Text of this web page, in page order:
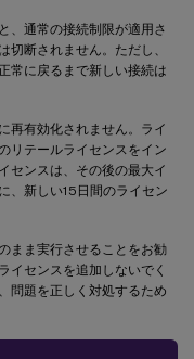
、通常の接続制限が適用さ
切断されません。ただし、
常に戻るまで新しい接続は
再有効化されません。ライ
リテールライセンスをイン
センスは、その後の最大イ
、新しい15日間のライセン
まま実行させることをお勧
イセンスを追加しないでく
問題を正しく対処するため